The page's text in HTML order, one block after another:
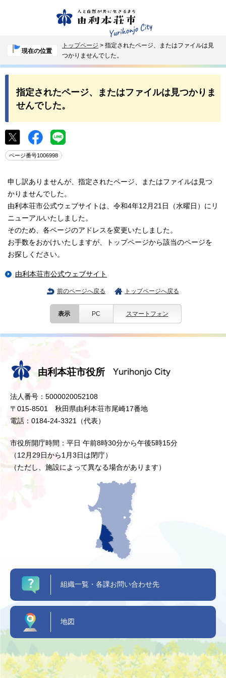
現在の位置
トップページ > 指定されたページ、またはファイルは見
つかりませんでした。
指定されたページ、またはファイルは見つかりま
せんでした。
ページ番号1006998
申し訳ありませんが、指定されたページ、またはファイルは見つ
かりませんでした。
由利本荘市公式ウェブサイトは、令和4年12月21日（水曜日）にリ
ニューアルいたしました。
そのため、各ページのアドレスを変更いたしました。
お手数をおかけいたしますが、トップページから該当のページを
お探しください。
由利本荘市公式ウェブサイト
前のページへ戻る トップページへ戻る
表示 PC スマートフォン
由利本荘市役所
法人番号：5000020052108
〒015-8501 秋田県由利本荘市尾崎17番地
電話：0184-24-3321（代表）
市役所開庁時間：平日 午前8時30分から午後5時15分
（12月29日から1月3日は閉庁）
（ただし、施設によって異なる場合があります）
組織一覧・各課お問い合わせ先
地図